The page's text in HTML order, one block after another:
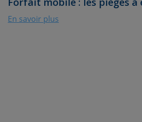
En savoir plus